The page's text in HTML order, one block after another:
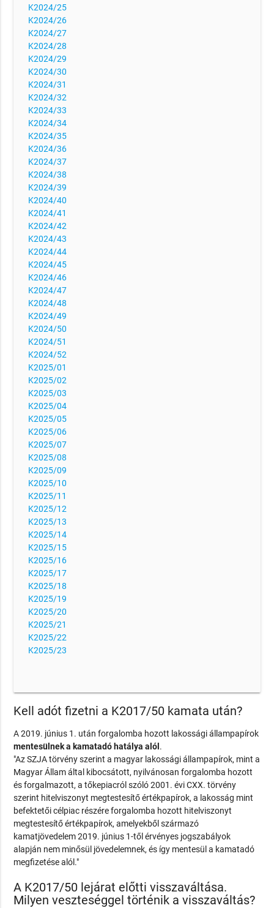
K2024/25
K2024/26
K2024/27
K2024/28
K2024/29
K2024/30
K2024/31
K2024/32
K2024/33
K2024/34
K2024/35
K2024/36
K2024/37
K2024/38
K2024/39
K2024/40
K2024/41
K2024/42
K2024/43
K2024/44
K2024/45
K2024/46
K2024/47
K2024/48
K2024/49
K2024/50
K2024/51
K2024/52
K2025/01
K2025/02
K2025/03
K2025/04
K2025/05
K2025/06
K2025/07
K2025/08
K2025/09
K2025/10
K2025/11
K2025/12
K2025/13
K2025/14
K2025/15
K2025/16
K2025/17
K2025/18
K2025/19
K2025/20
K2025/21
K2025/22
K2025/23
Kell adót fizetni a K2017/50 kamata után?
A 2019. június 1. után forgalomba hozott lakossági állampapírok
mentesülnek a kamatadó hatálya alól .
"Az SZJA törvény szerint a magyar lakossági állampapírok, mint a
Magyar Állam által kibocsátott, nyilvánosan forgalomba hozott
és forgalmazott, a tőkepiacról szóló 2001. évi CXX. törvény
szerint hitelviszonyt megtestesítő értékpapírok, a lakosság mint
befektetői célpiac részére forgalomba hozott hitelviszonyt
megtestesítő értékpapírok, amelyekből származó
kamatjövedelem 2019. június 1-től érvényes jogszabályok
alapján nem minősül jövedelemnek, és így mentesül a kamatadó
megfizetése alól."
A K2017/50 lejárat előtti visszaváltása.
Milyen veszteséggel történik a visszaváltás?